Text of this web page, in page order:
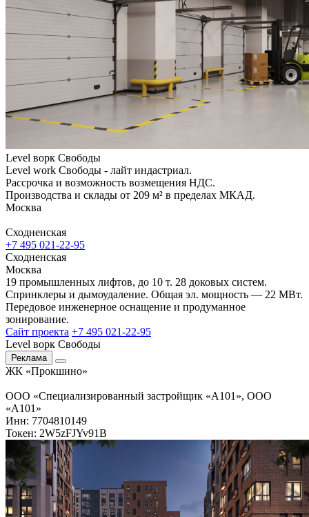
Level ворк Свободы
Level work Свободы - лайт индастриал.
Рассрочка и возможность возмещения НДС.
Производства и склады от 209 м² в пределах МКАД.
Москва
Сходненская
+7 495 021-22-95
Сходненская
Москва
19 промышленных лифтов, до 10 т. 28 доковых систем.
Спринклеры и дымоудаление. Общая эл. мощность — 22 МВт.
Передовое инженерное оснащение и продуманное
зонирование.
Сайт проекта +7 495 021-22-95
Level ворк Свободы
Реклама
ЖК «Прокшино»
ООО «Специализированный застройщик «А101», ООО
«А101»
Инн: 7704810149
Токен: 2W5zFJYv91B